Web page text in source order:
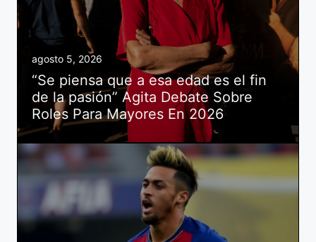
agosto 5, 2026
“Se piensa que a esa edad es el fin
de la pasión” Agita Debate Sobre
Roles Para Mayores En 2026